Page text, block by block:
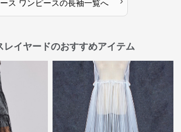
ス ワンピースの長袖一覧へ
レイヤードのおすすめアイテム